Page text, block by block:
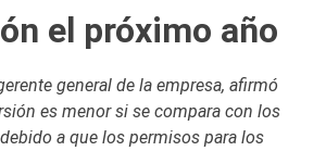
el próximo año
general de la empresa, afirmó
es menor si se compara con los
a que los permisos para los